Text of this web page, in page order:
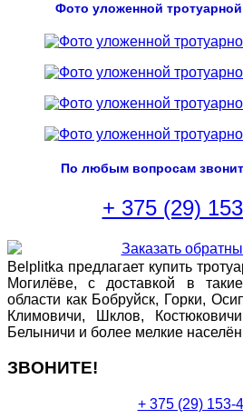
Фото уложенной
По любым вопросам
+ 375 (29)
Belplitka предлагает купить
Могилёве, с доставкой в
области как Бобруйск, Горки,
Климовичи, Шклов,
Белыничи и более мелкие
ЗВОНИТЕ!
+ 375 (29) 153-